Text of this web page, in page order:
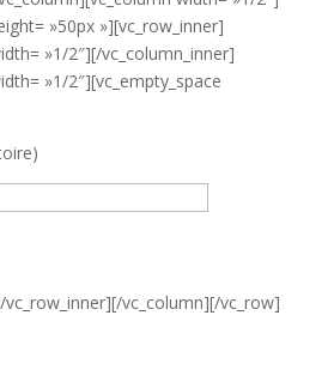
»50px »][vc_row_inner]
»1/2″][/vc_column_inner]
»1/2″][vc_empty_space
vc_column][/vc_row]